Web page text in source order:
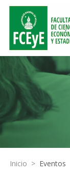
Inicio > Eventos